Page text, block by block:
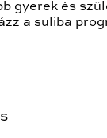
gyerek és
a suliba